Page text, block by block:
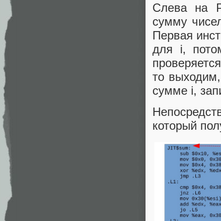
Слева на
сумму
Первая
для i,
то
сумме i,
который